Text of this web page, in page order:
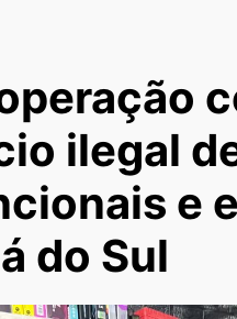
ilegal
e
do Sul